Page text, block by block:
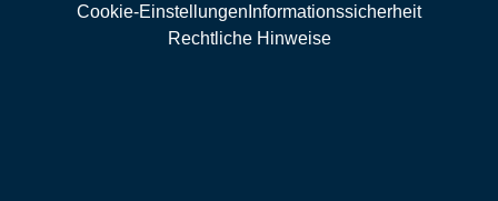
Cookie-Einstellungen Informationssicherheit
Rechtliche Hinweise